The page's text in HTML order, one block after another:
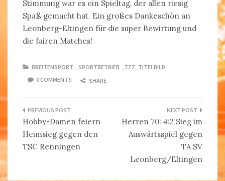
Stimmung war es ein Spieltag, der allen riesig
Spaß gemacht hat. Ein großes Dankeschön an
Leonberg-Eltingen für die super Bewirtung und
die fairen Matches!
BREITENSPORT ,SPORTBETRIEB , ZZZ_TITELBILD
0 COMMENTS
SHARE
Beitragsnavigation
Hobby-Damen feiern
Heimsieg gegen den
TSC Renningen
Herren 70: 4:2 Sieg im
Auswärtsspiel gegen
TA SV
Leonberg/Eltingen